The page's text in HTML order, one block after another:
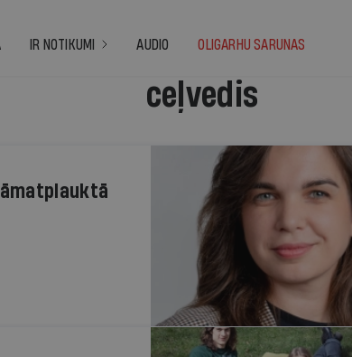
IR NOTIKUMI AUDIO OLIGARHU SARUNAS
ceļvedis